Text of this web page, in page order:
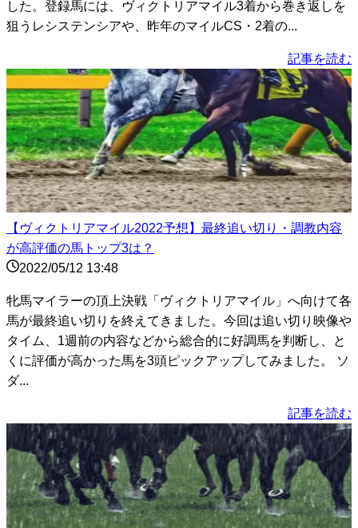
した。登録馬には、ヴィクトリアマイル3着から巻き返しを
狙うレシステンシアや、昨年のマイルCS・2着の...
記事を読む
【ヴィクトリアマイル2022予想】最終追い切り・調教内容
が高評価の馬トップ3は？
2022/05/12 13:48
牝馬マイラーの頂上決戦「ヴィクトリアマイル」へ向けて各
馬が最終追い切りを終えてきました。今回は追い切り映像や
タイム、1週前の内容などから総合的に好調馬を判断し、と
くに評価が高かった馬を3頭ピックアップしてみました。 ソ
ダ...
記事を読む